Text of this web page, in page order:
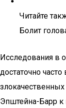
Читайте
Болит
Исследования в
достаточно часто
злокачественных
Эпштейна-Барр к